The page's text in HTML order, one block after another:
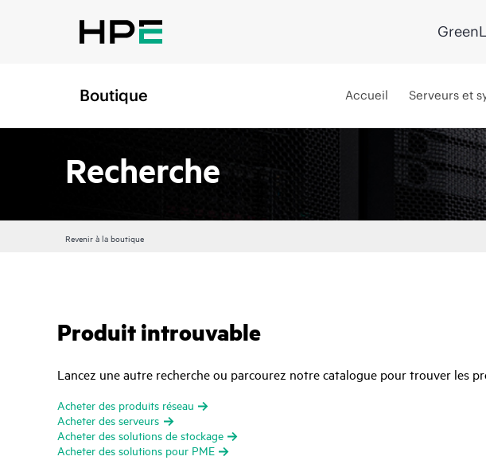
Boutique Accueil Serveurs et
Recherche
Revenir à la boutique
Produit introuvable
Lancez une autre recherche ou parcourez notre catalogue pour trouver les
Acheter des produits réseau
Acheter des serveurs
Acheter des solutions de stockage
Acheter des solutions pour PME